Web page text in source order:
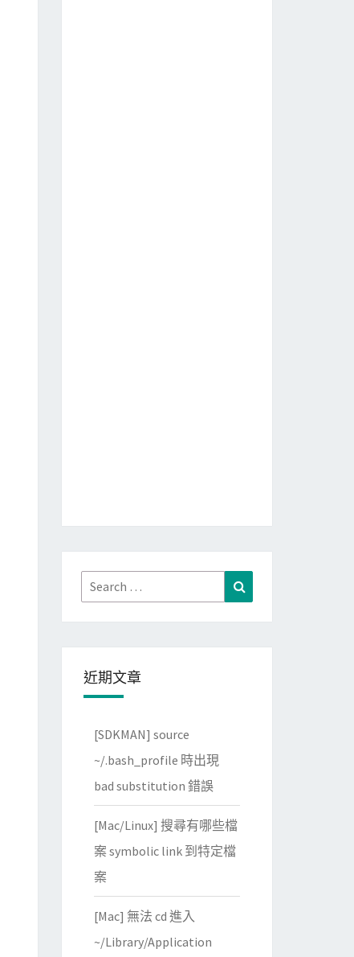
Search
for:
近期文章
[SDKMAN] source
~/.bash_profile 時出現
bad substitution 錯誤
[Mac/Linux] 搜尋有哪些檔
案 symbolic link 到特定檔
案
[Mac] 無法 cd 進入
~/Library/Application